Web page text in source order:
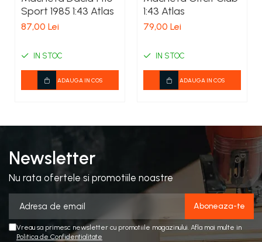
COSTUME PETRECERE ADULTI
COSTUME SI ACCESORII
Sport 1985 1:43 Atlas
87,00 Lei
IN STOC
ADAUGA IN COS
1:43 Atlas
79,00 Lei
IN STOC
ADAUGA IN COS
Newsletter
Nu rata ofertele si promotiile noastre
Vreau sa primesc newsletter cu promotiile magazinului. Afla mai multe in
Politica de Confidentialitate